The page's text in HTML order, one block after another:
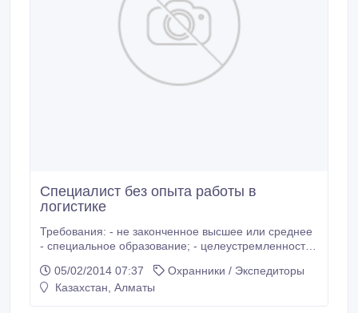
Специалист без опыта работы в
логистике
Требования: - не законченное высшее или среднее
- специальное образование; - целеустремленность;
пунктуальность; - трудолюбие; Обязанности:
-создание технологий взаимодействия отделов
05/02/2014 07:37
Охранники / Экспедиторы
Казахстан, Алматы